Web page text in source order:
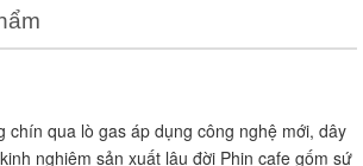
chín qua lò gas áp dụng công nghệ mới, dây
nghiệm sản xuất lâu đời Phin cafe gốm sứ